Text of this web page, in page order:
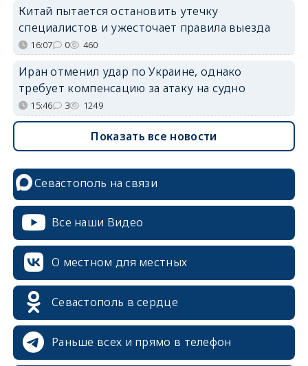
Китай пытается остановить утечку
специалистов и ужесточает правила выезда
16:07 0 460
Иран отменил удар по Украине, однако
требует компенсацию за атаку на судно
15:46 3 1249
Показать все новости
Севастополь на связи
Все наши Видео
О местном для местных
Севастополь в сердце
Раньше всех и прямо в телефон